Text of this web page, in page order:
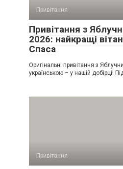
Привітання
Привітання з
2026: найкращі
Спаса
Оригінальні привітання з
українською – у нашій добірці!
Привітання